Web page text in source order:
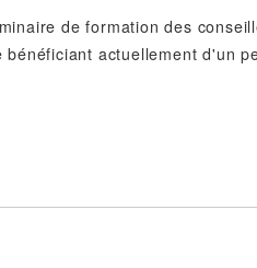
de formation des
actuellement d'un